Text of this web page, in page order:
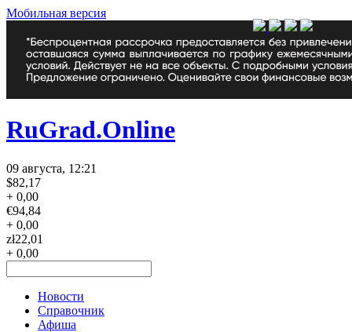
Мобильная версия
RuGrad.Online
09 августа, 12:21
$82,17
+ 0,00
€94,84
+ 0,00
zł22,01
+ 0,00
Новости
Справочник
Афиша